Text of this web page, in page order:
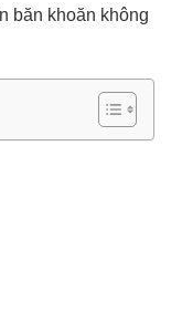
băn khoăn không